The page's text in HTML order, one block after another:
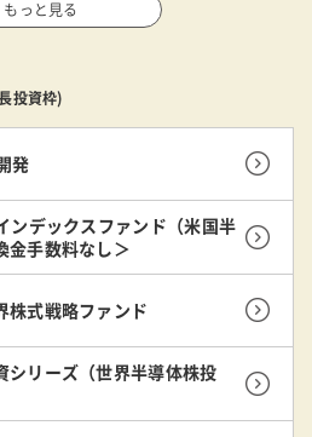
もっと見る
投資枠)
発
ンデックスファンド（米国半
金手数料なし＞
株式戦略ファンド
シリーズ（世界半導体株投